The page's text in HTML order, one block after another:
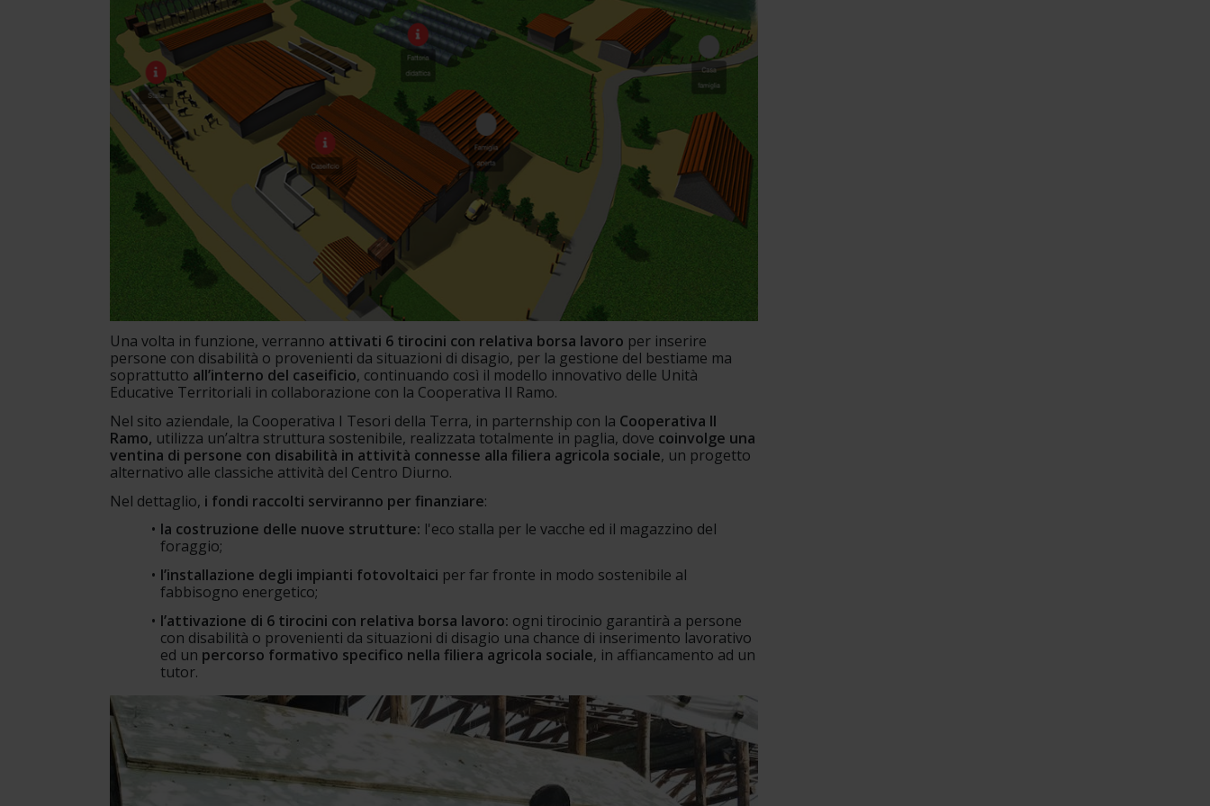
Una volta in funzione, verranno attivati 6 tirocini con relativa borsa lavoro per inserire
persone con disabilità o provenienti da situazioni di disagio, per la gestione del bestiame ma
soprattutto all’interno del caseificio, continuando così il modello innovativo delle Unità
Educative Territoriali in collaborazione con la Cooperativa Il Ramo.
Nel sito aziendale, la Cooperativa I Tesori della Terra, in parternship con la Cooperativa Il
Ramo, utilizza un’altra struttura sostenibile, realizzata totalmente in paglia, dove coinvolge una
ventina di persone con disabilità in attività connesse alla filiera agricola sociale, un progetto
alternativo alle classiche attività del Centro Diurno.
Nel dettaglio, i fondi raccolti serviranno per finanziare:
la costruzione delle nuove strutture: l'eco stalla per le vacche ed il magazzino del
foraggio;
l’installazione degli impianti fotovoltaici per far fronte in modo sostenibile al
fabbisogno energetico;
l’attivazione di 6 tirocini con relativa borsa lavoro: ogni tirocinio garantirà a persone
con disabilità o provenienti da situazioni di disagio una chance di inserimento lavorativo
ed un percorso formativo specifico nella filiera agricola sociale, in affiancamento ad un
tutor.